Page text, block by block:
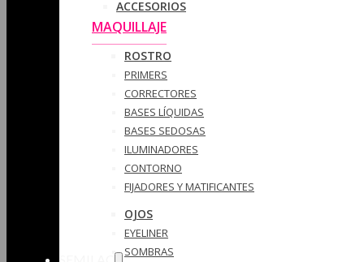
ACCESORIOS
MAQUILLAJE
ROSTRO
PRIMERS
CORRECTORES
BASES LÍQUIDAS
BASES SEDOSAS
ILUMINADORES
CONTORNO
FIJADORES Y MATIFICANTES
OJOS
EYELINER
SOMBRAS